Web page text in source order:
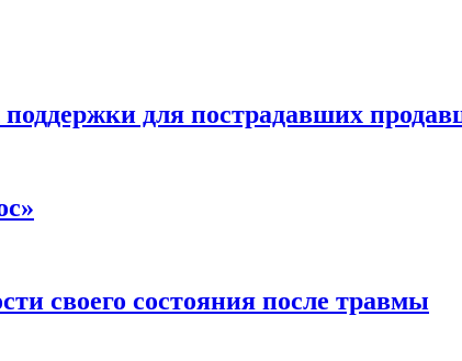
для пострадавших
своего состояния после травмы